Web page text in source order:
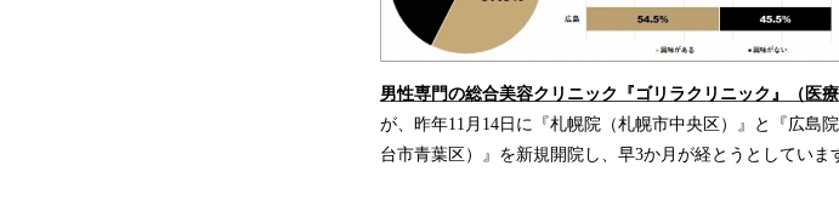
男性専門の総合美容クリニック『ゴリラクリニック』（医
が、昨年11月14日に『札幌院（札幌市中央区）』と『広島
台市青葉区）』を新規開院し、早3か月が経とうとしていま